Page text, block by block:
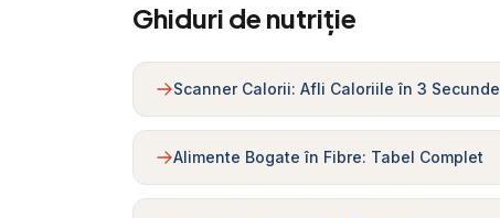
Ghiduri de nutriție
Scanner Calorii: Afli Caloriile în 3 Secunde
Alimente Bogate în Fibre: Tabel Complet